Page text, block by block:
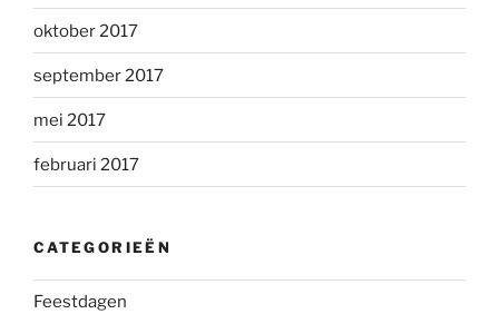
oktober 2017
september 2017
mei 2017
februari 2017
CATEGORIEËN
Feestdagen